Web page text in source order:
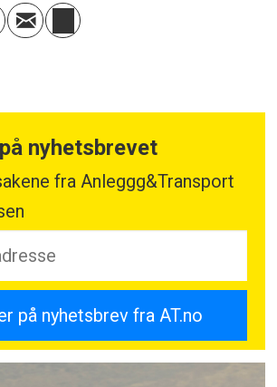
nyhetsbrevet
fra Anleggg&Transport